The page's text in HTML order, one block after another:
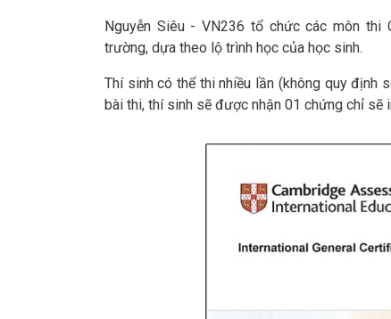
Nguyễn Siêu - VN236 tổ chức các môn thi
trường, dựa theo lộ trình học của học sinh.
Thí sinh có thể thi nhiều lần (không quy định
bài thi, thí sinh sẽ được nhận 01 chứng chỉ sẽ